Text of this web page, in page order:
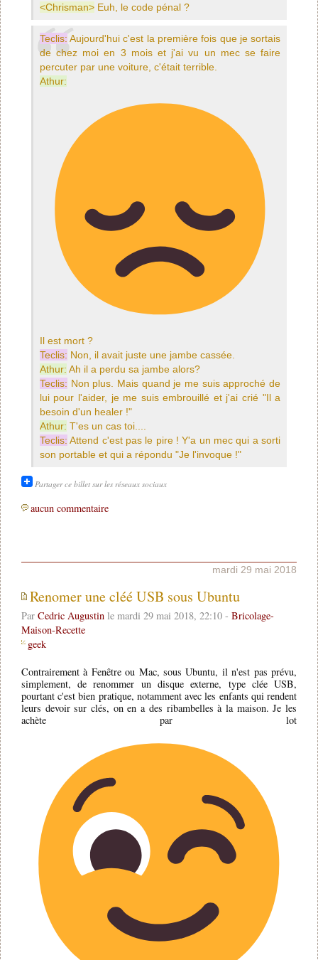
<Chrisman>Euh, le code pénal ?
Teclis: Aujourd'hui c'est la première fois que je sortais
de chez moi en 3 mois et j'ai vu un mec se faire
percuter par une voiture, c'était terrible.
Athur:
Il est mort ?
Teclis: Non, il avait juste une jambe cassée.
Athur: Ah il a perdu sa jambe alors?
Teclis: Non plus. Mais quand je me suis approché de
lui pour l'aider, je me suis embrouillé et j'ai crié "Il a
besoin d'un healer !"
Athur: T'es un cas toi....
Teclis: Attend c'est pas le pire ! Y'a un mec qui a sorti
son portable et qui a répondu "Je l'invoque !"
Partager ce billet sur les réseaux sociaux
aucun commentaire
mardi 29 mai 2018
Renomer une cléé USB sous Ubuntu
Par Cedric Augustinle mardi 29 mai 2018, 22:10 - Bricolage-
Maison-Recette
geek
Contrairement à Fenêtre ou Mac, sous Ubuntu, il n'est pas prévu,
simplement, de renommer un disque externe, type clée USB,
pourtant c'est bien pratique, notamment avec les enfants qui rendent
leurs devoir sur clés, on en a des ribambelles à la maison. Je les
achète par lot